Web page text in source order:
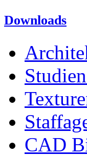
Downloads
CAD